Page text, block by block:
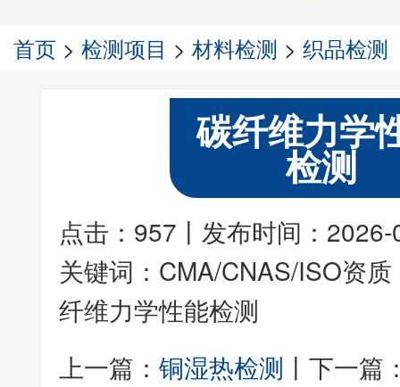
首页 > 检测项目 > 材料检测 > 织品检测
碳纤维力学
检测
点击：957丨发布时间：
关键词：CMA/CNAS/ISO资
纤维力学性能检测
上一篇：铜湿热检测 丨下一篇